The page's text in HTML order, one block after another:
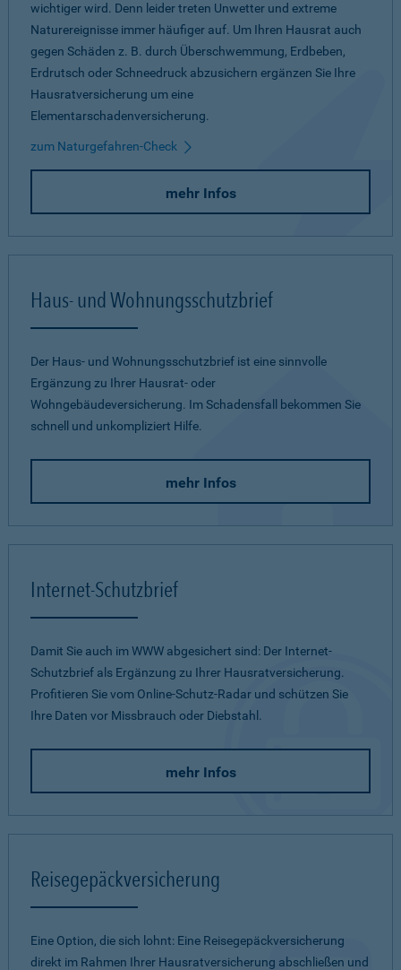
wichtiger wird. Denn leider treten Unwetter und extreme
Naturereignisse immer häufiger auf. Um Ihren Hausrat auch
gegen Schäden z. B. durch Überschwemmung, Erdbeben,
Erdrutsch oder Schneedruck abzusichern ergänzen Sie Ihre
Hausratversicherung um eine
Elementarschadenversicherung.
zum Naturgefahren-Check
mehr Infos
Haus- und Wohnungsschutzbrief
Der Haus- und Wohnungsschutzbrief ist eine sinnvolle
Ergänzung zu Ihrer Hausrat- oder
Wohngebäudeversicherung. Im Schadensfall bekommen Sie
schnell und unkompliziert Hilfe.
mehr Infos
Internet-Schutzbrief
Damit Sie auch im WWW abgesichert sind: Der Internet-
Schutzbrief als Ergänzung zu Ihrer Hausratversicherung.
Profitieren Sie vom Online-Schutz-Radar und schützen Sie
Ihre Daten vor Missbrauch oder Diebstahl.
mehr Infos
Reisegepäckversicherung
Eine Option, die sich lohnt: Eine Reisegepäckversicherung
direkt im Rahmen Ihrer Hausratversicherung abschließen und